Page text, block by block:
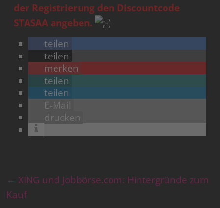
der Registrierung den Discountcode
STASAA angeben.
teilen
teilen
merken
teilen
teilen
E-Mail
drucken
← XING und Jobbörse.com: Hintergründe zum
Kauf